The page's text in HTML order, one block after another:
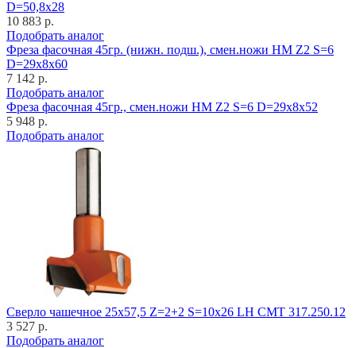
D=50,8x28
10 883 р.
Подобрать аналог
Фреза фасочная 45гр. (нижн. подш.), смен.ножи HM Z2 S=6
D=29x8x60
7 142 р.
Подобрать аналог
Фреза фасочная 45гр., смен.ножи HM Z2 S=6 D=29x8x52
5 948 р.
Подобрать аналог
Cверло чашечное 25x57,5 Z=2+2 S=10x26 LH CMT 317.250.12
3 527 р.
Подобрать аналог